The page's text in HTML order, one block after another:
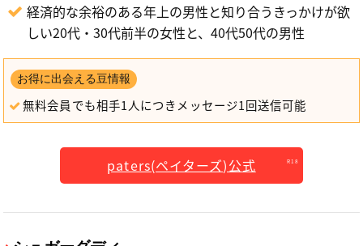
経済的な余裕のある年上の男性と知り合うきっかけが欲
しい20代・30代前半の女性と、40代50代の男性
お得に出会える豆情報
無料会員でも相手1人につきメッセージ1回送信可能
paters(ペイターズ)公式